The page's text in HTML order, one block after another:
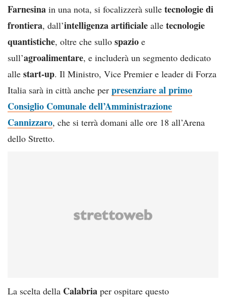
Farnesina in una nota, si focalizzerà sulle tecnologie di
frontiera, dall’intelligenza artificiale alle tecnologie
quantistiche, oltre che sullo spazio e
sull’agroalimentare, e includerà un segmento dedicato
alle start-up. Il Ministro, Vice Premier e leader di Forza
Italia sarà in città anche per presenziare al primo
Consiglio Comunale dell’Amministrazione
Cannizzaro, che si terrà domani alle ore 18 all’Arena
dello Stretto.
La scelta della Calabria per ospitare questo